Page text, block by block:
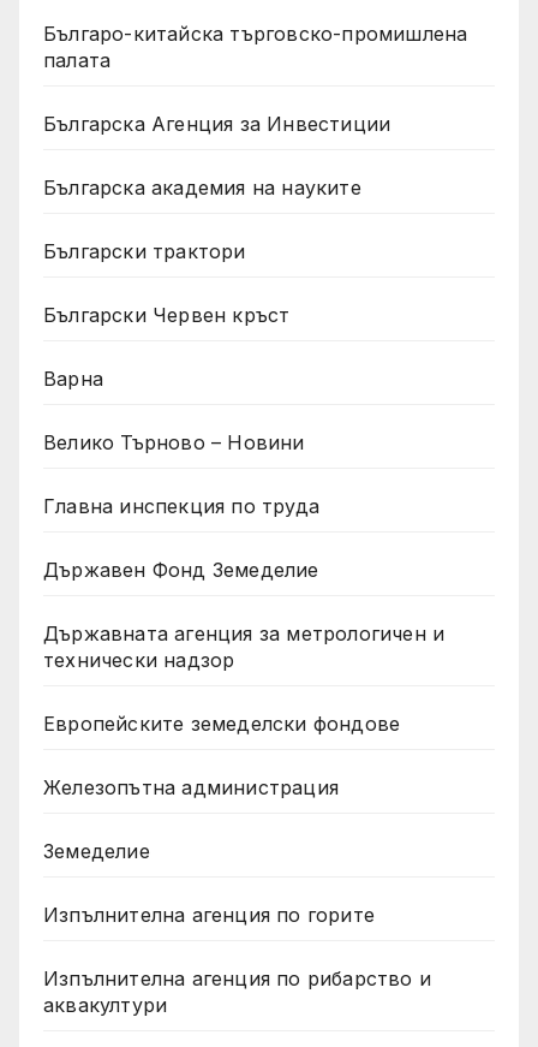
Българо-китайска търговско-промишлена
палата
Българска Агенция за Инвестиции
Българска академия на науките
Български трактори
Български Червен кръст
Варна
Велико Търново – Новини
Главна инспекция по труда
Държавен Фонд Земеделие
Държавната агенция за метрологичен и
технически надзор
Европейските земеделски фондове
Железопътна администрация
Земеделие
Изпълнителна агенция по горите
Изпълнителна агенция по рибарство и
аквакултури